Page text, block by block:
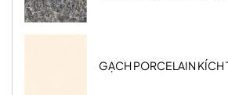
GẠCH PORCELAIN